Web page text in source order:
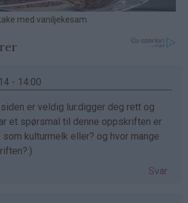
- 14:00
er veldig lur.digger deg rett og
et spørsmal til denne oppskriften er
kulturmelk eller? og hvor mange
Svar